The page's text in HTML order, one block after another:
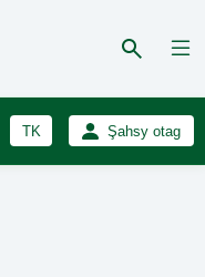
TK
RU
Şahsy otag